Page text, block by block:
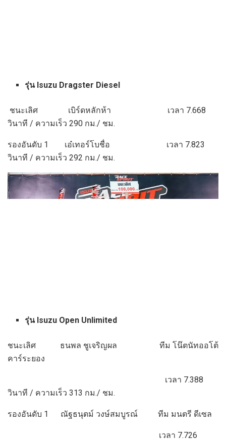
รุ่น Isuzu Dragster Diesel
ชนะเลิศ เบิร์ดหลักห้า เวลา 7.668
วินาที / ความเร็ว 290 กม./ ชม.
รองอันดับ 1 เอ๋เทอร์โบชื่อ เวลา 7.823
วินาที / ความเร็ว 292 กม./ ชม.
รุ่น Isuzu Open Unlimited
ชนะเลิศ ธนพล ชูเจริญผล ทีม โน๊ตนัทออโต้
คาร์ระยอง
เวลา 7.388
วินาที / ความเร็ว 313 กม./ ชม.
รองอันดับ 1 ณัฐธนุตม์ วงษ์สมบูรณ์ ทีม มนตรี ดีเซล
เวลา 7.726